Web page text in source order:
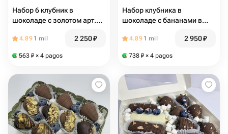
Набор 6 клубник в
шоколаде с золотом арт.
4.89 1 mil 2 250₽
563 ₽ × 4 pagos
Набор клубника в
шоколаде с бананами в
4.89 1 mil 2 950₽
738 ₽ × 4 pagos